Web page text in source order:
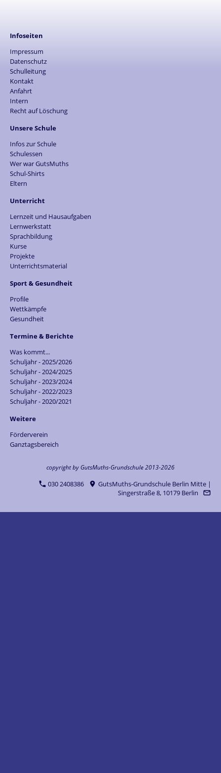
Infoseiten
Impressum
Datenschutz
Schulleitung
Kontakt
Anfahrt
Intern
Recht auf Löschung
Unsere Schule
Infos zur Schule
Schulessen
Wer war GutsMuths
Schul-Shirts
Eltern
Unterricht
Lernzeit und Hausaufgaben
Lernwerkstatt
Sprachbildung
Kurse
Projekte
Unterrichtsmaterial
Sport & Gesundheit
Profile
Wettkämpfe
Gesundheit
Termine & Berichte
Was kommt...
Schuljahr - 2025/2026
Schuljahr - 2024/2025
Schuljahr - 2023/2024
Schuljahr - 2022/2023
Schuljahr - 2020/2021
Weitere
Förderverein
Ganztagsbereich
copyright by GutsMuths-Grundschule 2013-2026
030 2408386
GutsMuths-Grundschule Berlin Mitte |
Singerstraße 8, 10179 Berlin